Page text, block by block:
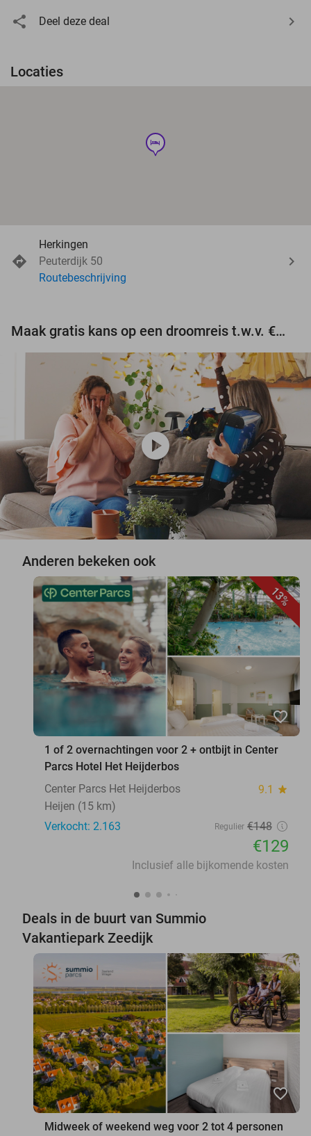
Deel deze deal
Locaties
hotel
Herkingen
Peuterdijk 50
Routebeschrijving
Maak gratis kans op een droomreis t.w.v. €3.000!
play_circle
Anderen bekeken ook
13%
favorite_border
1 of 2 overnachtingen voor 2 + ontbijt in Center
Parcs Hotel Het Heijderbos
Center Parcs Het Heijderbos
9.1 star
Heijen (15 km)
Verkocht: 2.163
Regulier €148
€129
Inclusief alle bijkomende kosten
Deals in de buurt van Summio
Vakantiepark Zeedijk
favorite_border
Midweek of weekend weg voor 2 tot 4 personen